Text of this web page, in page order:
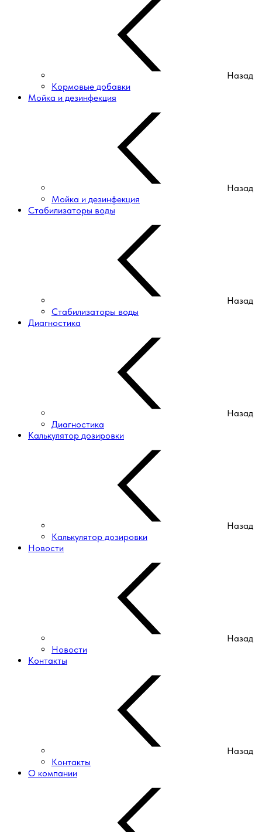
Назад
Кормовые добавки
Мойка и дезинфекция
Назад
Мойка и дезинфекция
Стабилизаторы воды
Назад
Стабилизаторы воды
Диагностика
Назад
Диагностика
Калькулятор дозировки
Назад
Калькулятор дозировки
Новости
Назад
Новости
Контакты
Назад
Контакты
О компании